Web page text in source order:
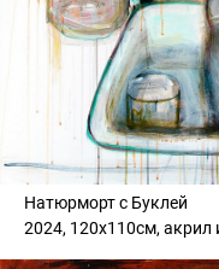
Натюрморт с Буклей
2024, 120х110см, акрил